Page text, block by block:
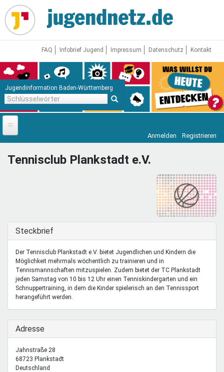
Direkt
zum
Inhalt
FAQ Infobrief Jugend Impressum Datenschutz Kontakt
Jugendinformation Baden-Württemberg
Startseite
News
Mentoren & Projekte
Schule & Beruf
Demokratie & Beteiligung
Anmelden Registrieren
Tennisclub Plankstadt e.V.
Ausblenden
Steckbrief
Der Tennisclub Plankstadt e.V. bietet Jugendlichen und Kindern die
Möglichkeit mehrmals wöchentlich zu trainieren und in
Tennismannschaften mitzuspielen. Zudem bietet der TC Plankstadt
jeden Samstag von 10 bis 12 Uhr einen Tenniskindergarten und ein
Schnuppertraining, in dem die Kinder spielerisch an den Tennissport
herangeführt werden.
Ausblenden
Adresse
Jahnstraße 28
68723 Plankstadt
Deutschland